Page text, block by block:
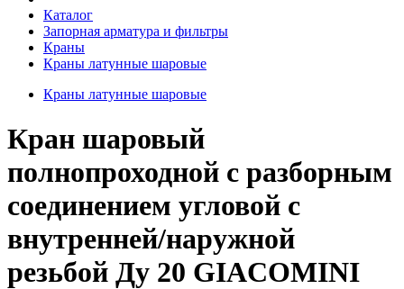
Каталог
Запорная арматура и фильтры
Краны
Краны латунные шаровые
Краны латунные шаровые
Кран шаровый
полнопроходной с разборным
соединением угловой с
внутренней/наружной
резьбой Ду 20 GIACOMINI